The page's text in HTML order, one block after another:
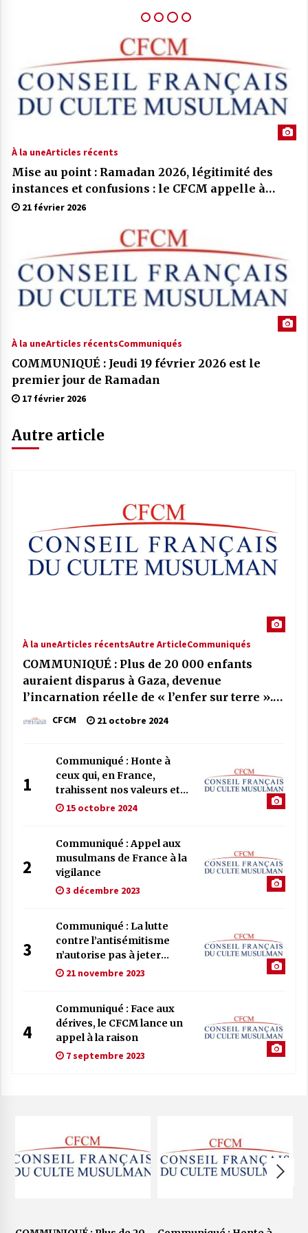
27 mai 2025
COMMUNIQUÉ CFCM : Vendredi 6 juin
2025 est le premier jour de l’aïd El Adha
1446H
27 mai 2025
À la uneArticles récents
Mise au point : Ramadan 2026, légitimité des
instances et confusions : le CFCM appelle à
considérer avant tout l’unité et l’intérêt général
21 février 2026
À la uneArticles récentsCommuniqués
COMMUNIQUÉ : Jeudi 19 février 2026 est le
premier jour de Ramadan
17 février 2026
Autre article
À la uneArticles récentsAutre ArticleCommuniqués
COMMUNIQUÉ : Plus de 20 000 enfants
auraient disparus à Gaza, devenue
l’incarnation réelle de « l’enfer sur terre ».
En France, des complotistes et
CFCM 21 octobre 2024
1
Communiqué : Honte à
ceux qui, en France,
trahissent nos valeurs et
défendent les crimes de
15 octobre 2024
2
Communiqué : Appel aux
musulmans de France à la
vigilance
3 décembre 2023
3
Communiqué : La lutte
contre l’antisémitisme
n’autorise pas à jeter
l’opprobre sur les
21 novembre 2023
4
Communiqué : Face aux
dérives, le CFCM lance un
appel à la raison
7 septembre 2023